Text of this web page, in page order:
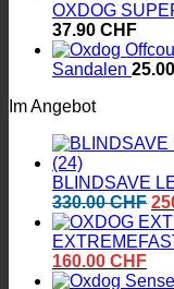
OXDOG
37.90 CHF
Sandalen 25.00
Im Angebot
BLINDSAVE
330.00CHF
Ursprünglicher
Preis
160.00 CHF